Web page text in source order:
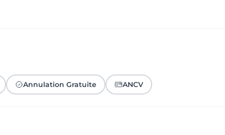
Annulation Gratuite ANCV